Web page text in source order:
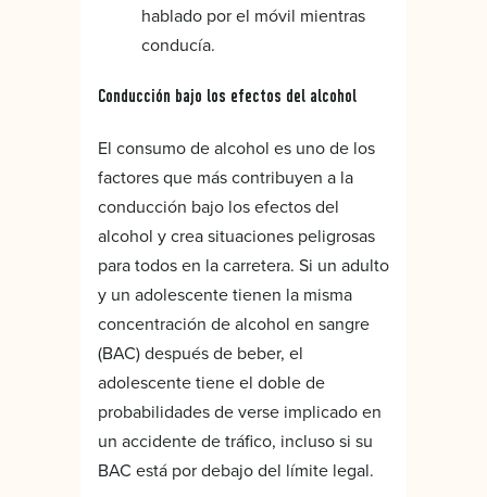
hablado por el móvil mientras
conducía.
Conducción bajo los efectos del alcohol
El consumo de alcohol es uno de los
factores que más contribuyen a la
conducción bajo los efectos del
alcohol y crea situaciones peligrosas
para todos en la carretera. Si un adulto
y un adolescente tienen la misma
concentración de alcohol en sangre
(BAC) después de beber, el
adolescente tiene el doble de
probabilidades de verse implicado en
un accidente de tráfico, incluso si su
BAC está por debajo del límite legal.